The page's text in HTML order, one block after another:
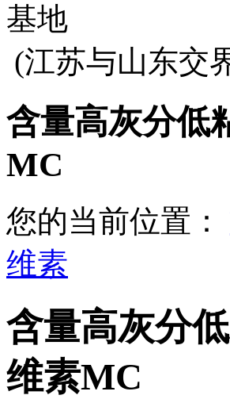
基地
(江苏与山东交
含量高灰分低
MC
您的当前位置：
维素
含量高灰分
维素MC